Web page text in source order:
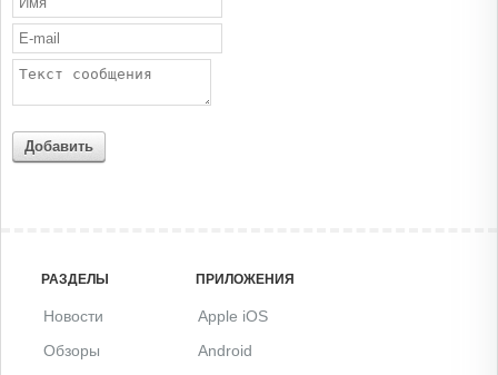
Добавить
РАЗДЕЛЫ
Новости
Обзоры
ПРИЛОЖЕНИЯ
Apple iOS
Android